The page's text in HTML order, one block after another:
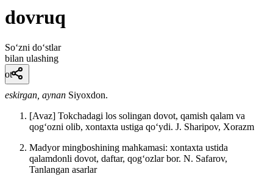
dovruq
So‘zni do‘stlar
bilan ulashing
ot
eskirgan, aynan Siyoxdon.
[Avaz] Tokchadagi los solingan dovot, qamish qalam va
qogʻozni olib, xontaxta ustiga qoʻydi. J. Sharipov, Xorazm
Madyor mingboshining mahkamasi: xontaxta ustida
qalamdonli dovot, daftar, qogʻozlar bor. N. Safarov,
Tanlangan asarlar